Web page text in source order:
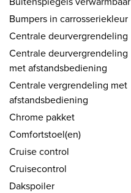
Bumpers in carrosseriekleur
Centrale deurvergrendeling
Centrale deurvergrendeling
met afstandsbediening
Centrale vergrendeling met
afstandsbediening
Chrome pakket
Comfortstoel(en)
Cruise control
Cruisecontrol
Dakspoiler